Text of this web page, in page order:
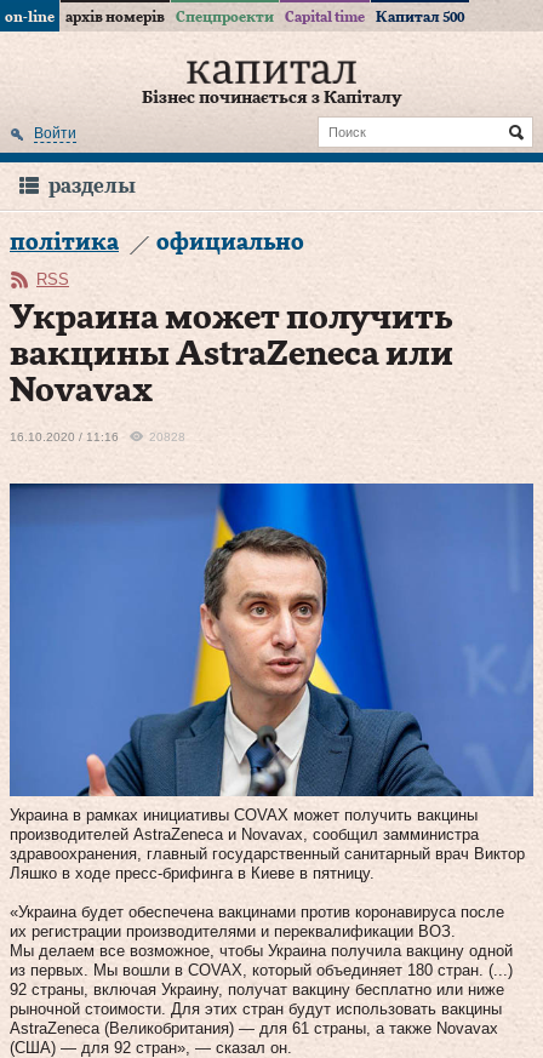
on-line архів номерів Спецпроекти Capital time Капитал 500
Бізнес починається з Капіталу
Войти
разделы
політика официально
RSS
Украина может получить
вакцины AstraZeneca или
Novavax
16.10.2020 / 11:16 20828
Украина в рамках инициативы COVAX может получить вакцины
производителей AstraZeneca и Novavax, сообщил замминистра
здравоохранения, главный государственный санитарный врач Виктор
Ляшко в ходе пресс-брифинга в Киеве в пятницу.
«Украина будет обеспечена вакцинами против коронавируса после
их регистрации производителями и переквалификации ВОЗ.
Мы делаем все возможное, чтобы Украина получила вакцину одной
из первых. Мы вошли в COVAX, который объединяет 180 стран. (...)
92 страны, включая Украину, получат вакцину бесплатно или ниже
рыночной стоимости. Для этих стран будут использовать вакцины
AstraZeneca (Великобритания) — для 61 страны, а также Novavax
(США) — для 92 стран», — сказал он.